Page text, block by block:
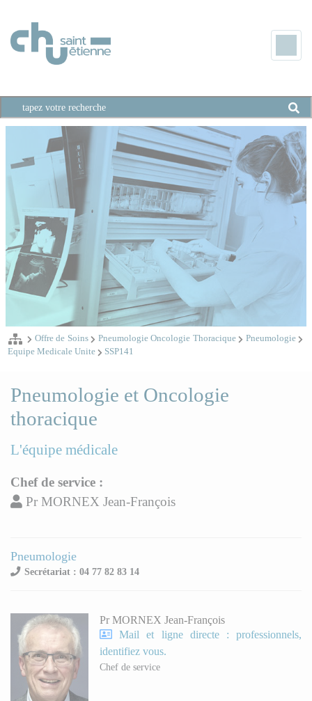
Offre de Soins Pneumologie Oncologie Thoracique
Pneumologie
Equipe Medicale Unite
SSP141
Pneumologie et Oncologie
thoracique
L'équipe médicale
Chef de service :
Pr MORNEX Jean-François
Pneumologie
Secrétariat : 04 77 82 83 14
Pr MORNEX Jean-François
Mail et ligne directe : professionnels,
identifiez vous.
Chef de service